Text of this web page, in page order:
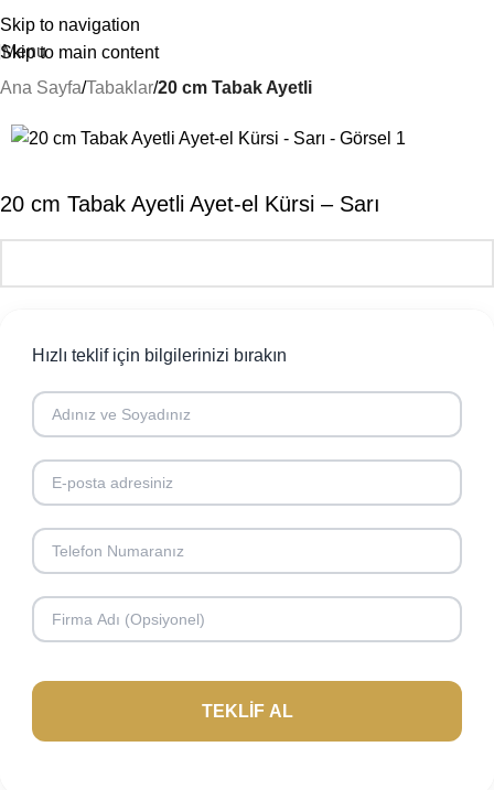
Skip to navigation
Skip to main content
Menu
Ana Sayfa Tabaklar 20 cm Tabak Ayetli
20 cm Tabak Ayetli Ayet-el Kürsi – Sarı
Hızlı teklif için bilgilerinizi bırakın